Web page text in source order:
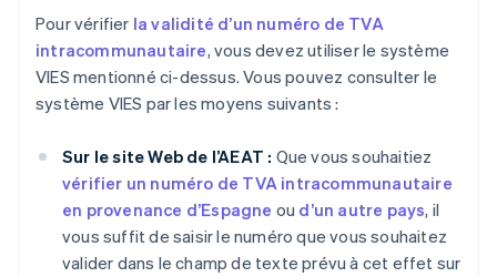
Pour vérifier la validité d’un numéro de TVA
intracommunautaire, vous devez utiliser le système
VIES mentionné ci-dessus. Vous pouvez consulter le
système VIES par les moyens suivants :
Sur le site Web de l’AEAT : Que vous souhaitiez
vérifier un numéro de TVA intracommunautaire
en provenance d’Espagne ou d’un autre pays, il
vous suffit de saisir le numéro que vous souhaitez
valider dans le champ de texte prévu à cet effet sur